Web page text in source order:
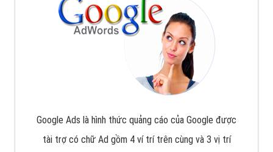
Google Ads là hình thức quảng cáo của Google được
tài trợ có chữ Ad gồm 4 ví trí trên cùng và 3 vị trí